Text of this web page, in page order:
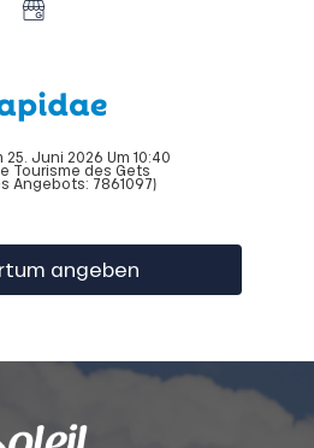
Juni 2026 Um 10:40
Tourisme des Gets
Angebots: 7861097)
angeben